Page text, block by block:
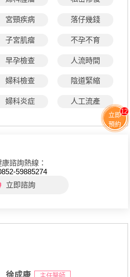
宮頸疾病 落仔幾錢
子宮肌瘤 不孕不育
早孕檢查 人流時間
婦科檢查 陰道緊縮
婦科炎症 人工流產
康諮詢熱線：
59885274
立即諮詢
立即
預約
12